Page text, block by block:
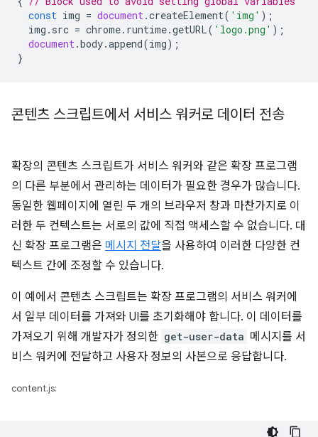
const img = document.createElement( 'img' );
img . src = chrome. runtime.getURL( 'logo.png' );
document.body.append(img);
}
콘텐츠 스크립트에서 서비스 워커로 데이터 전송
확장의 콘텐츠 스크립트가 서비스 워커와 같은 확장 프로그램
의 다른 부분에서 관리하는 데이터가 필요한 경우가 많습니다.
동일한 웹페이지에 열린 두 개의 브라우저 창과 마찬가지로 이
러한 두 컨텍스트는 서로의 값에 직접 액세스할 수 없습니다. 대
신 확장 프로그램은 메시지 전달을 사용하여 이러한 다양한 컨
텍스트 간에 조정할 수 있습니다.
이 예에서 콘텐츠 스크립트는 확장 프로그램의 서비스 워커에
서 일부 데이터를 가져와 UI를 초기화해야 합니다. 이 데이터를
가져오기 위해 개발자가 정의한 get-user-data 메시지를 서
비스 워커에 전달하고 사용자 정보의 사본으로 응답합니다.
content.js: